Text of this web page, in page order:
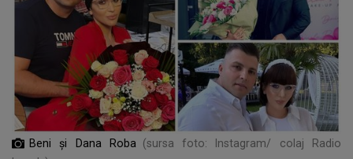
Beni şi Dana Roba
(sursa foto: Instagram/ colaj Radio